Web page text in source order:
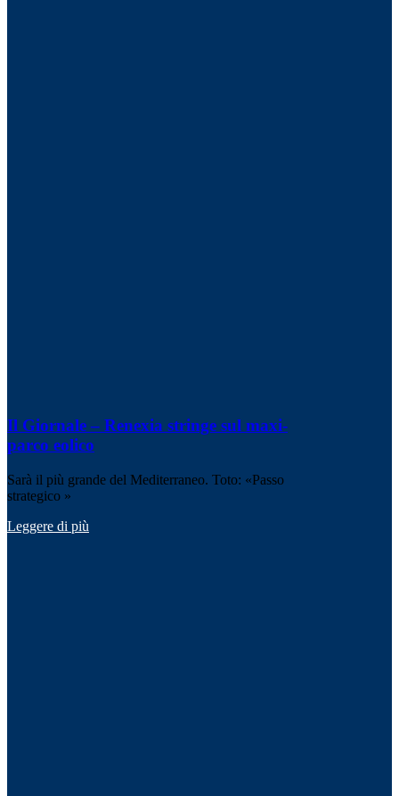
Il Giornale – Renexia stringe sul maxi-
parco eolico
Sarà il più grande del Mediterraneo. Toto: «Passo
strategico »
Leggere di più